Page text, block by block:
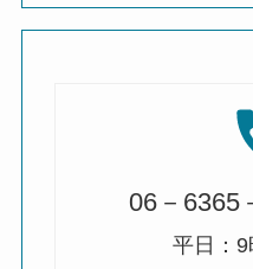
06－6365
平日：